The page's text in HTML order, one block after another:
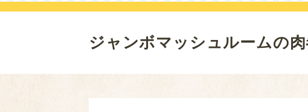
ジャンボマッシュルームの肉